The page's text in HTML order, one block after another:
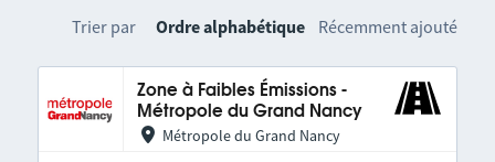
Trier par Ordre alphabétique Récemment ajouté
Zone à Faibles Émissions -
Métropole du Grand Nancy
Métropole du Grand Nancy